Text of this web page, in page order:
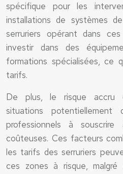
spécifique pour les
installations de systèmes
serruriers opérant dans
investir dans des
formations spécialisées, ce
tarifs.
De plus, le risque accru
situations potentiellement
professionnels à
coûteuses. Ces facteurs
les tarifs des serruriers
ces zones à risque, malgré